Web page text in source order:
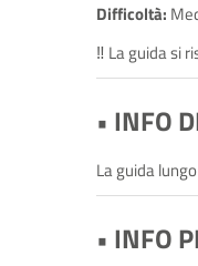
Difficoltà:
‼ La guida si
• INFO
La guida
• INFO